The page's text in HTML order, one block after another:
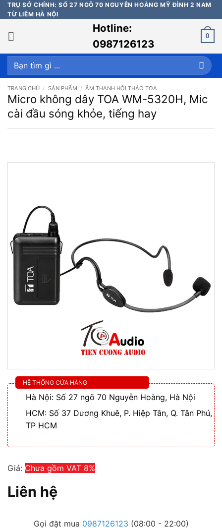
Bỏ
qua
nội
dung
TRỤ SỞ CHÍNH: SỐ 27 NGÕ 70 NGUYỄN HOÀNG MỸ ĐÌNH 2 NAM
TỪ LIÊM HÀ NỘI
Hotline:
0987126123
0
Tìm
kiếm:
TRANG CHỦ / SẢN PHẨM / ÂM THANH HỘI THẢO TOA
Micro không dây TOA WM-5320H, Mic
cài đầu sóng khỏe, tiếng hay
HỆ THỐNG CỬA HÀNG
Hà Nội: Số 27 ngõ 70 Nguyễn Hoàng, Hà Nội
HCM: Số 37 Dương Khuê, P. Hiệp Tân, Q. Tân Phú,
TP HCM
Giá: Chưa gồm VAT 8%
Liên hệ
Gọi đặt mua 0987126123 (08:00 - 22:00)